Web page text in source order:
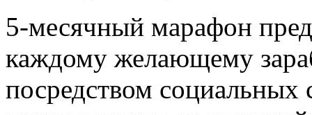
5-месячный марафон
каждому желающему
посредством социальных